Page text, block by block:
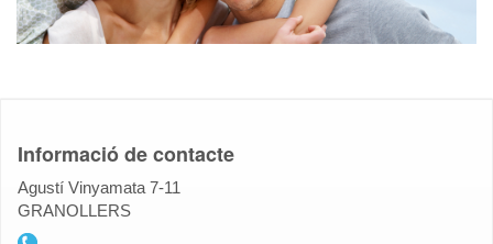
Informació de contacte
Agustí Vinyamata 7-11
GRANOLLERS